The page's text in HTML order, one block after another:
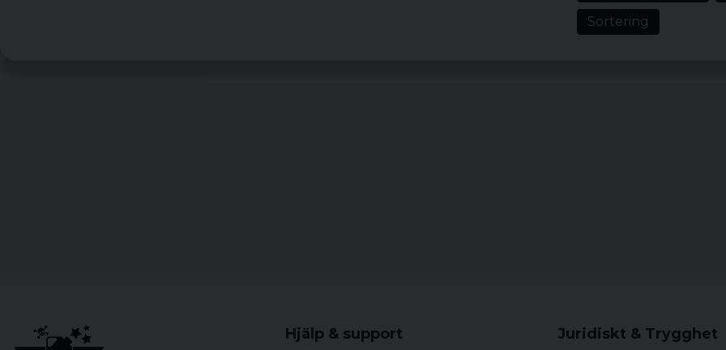
plagg som är lätt att
Sortering
Hjälp & support Juridiskt & Trygghet